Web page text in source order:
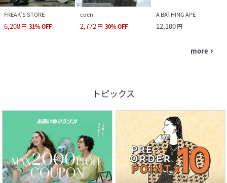
FREAK’S STORE
6,208円 31%OFF
coen
2,772円 30%OFF
A BATHING APE
12,100円
more navigate_next
トピックス